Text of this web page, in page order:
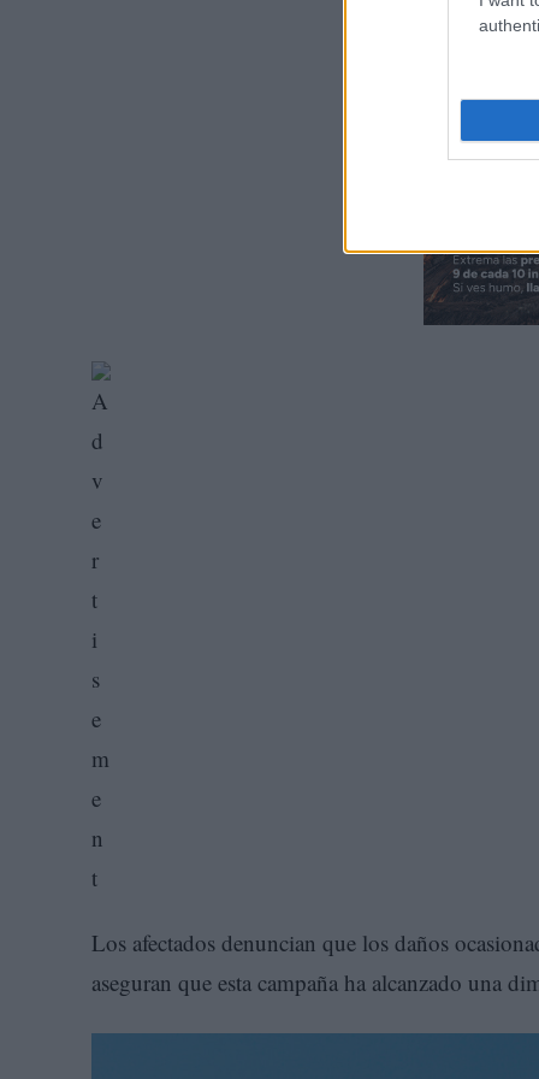
Los afectados denuncian que los daños
aseguran que esta campaña ha alcanzado una